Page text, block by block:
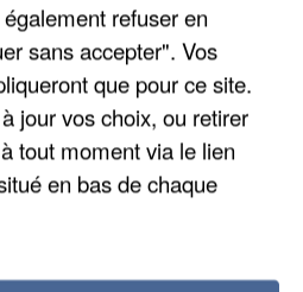
refuser en
sans accepter". Vos
que pour ce site.
jour vos choix, ou retirer
tout moment via le lien
en bas de chaque